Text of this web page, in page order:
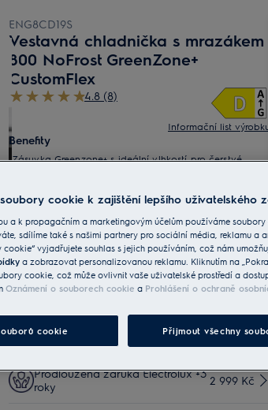
ENG8CD19S
Vestavná chladnička s mrazákem
800 NoFrost GreenZone+
CustomFlex
4.8 (8)
Informační list
Benefity
Zásuvka Greenzone+ s ideální vlhkostí pro čerstvé
Beznámrazová technologie TwinTech® udržuje
Služby
Doručení Standard 499 Kč Zdarma
Doručení Premium 699 Kč Zdarma
Prodloužená záruka Electrolux +3
roky
2 999 Kč
cookie k zajištění lepšího uživatelského
a k propagačním a marketingovým účelům používáme
sdílíme také s našimi partnery pro sociální média, reklamu a
cookie“ vyjadřujete souhlas s jejich používáním, což nám
a zobrazovat personalizovanou reklamu. Kliknutím na
cookie, což může ovlivnit vaše uživatelské prostředí a
Oznámení o souborech cookie a Prohlášení o ochraně
cookie Přijmout všechny